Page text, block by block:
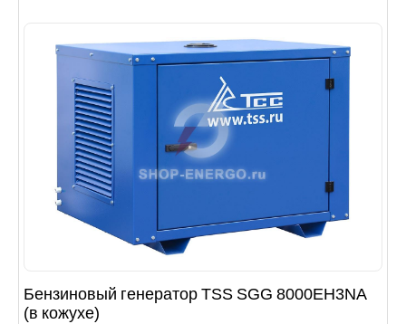
Бензиновый генератор TSS SGG 8000EH3NA
(в кожухе)